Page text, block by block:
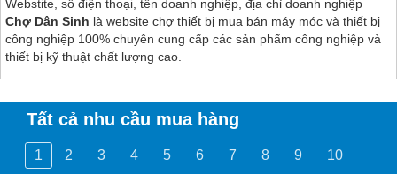
Webstite, số điện thoại, tên doanh nghiệp, địa chỉ doanh nghiệp
Chợ Dân Sinh là website chợ thiết bị mua bán máy móc và thiết bị
công nghiệp 100% chuyên cung cấp các sản phẩm công nghiệp và
thiết bị kỹ thuật chất lượng cao.
Tất cả nhu cầu mua hàng
1 2 3 4 5 6 7 8 9
10